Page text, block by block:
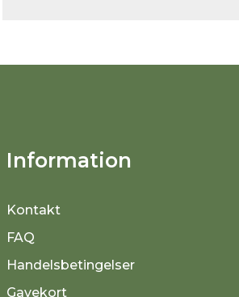
Information
Kontakt
FAQ
Handelsbetingelser
Gavekort